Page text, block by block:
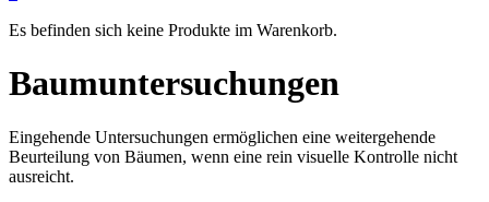
Es befinden sich keine Produkte im Warenkorb.
Baumuntersuchungen
Eingehende Untersuchungen ermöglichen eine weitergehende
Beurteilung von Bäumen, wenn eine rein visuelle Kontrolle nicht
ausreicht.